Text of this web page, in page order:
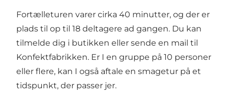
Fortælleturen varer cirka 40 minutter, og der er
plads til op til 18 deltagere ad gangen. Du kan
tilmelde dig i butikken eller sende en mail til
Konfektfabrikken. Er I en gruppe på 10 personer
eller flere, kan I også aftale en smagetur på et
tidspunkt, der passer jer.